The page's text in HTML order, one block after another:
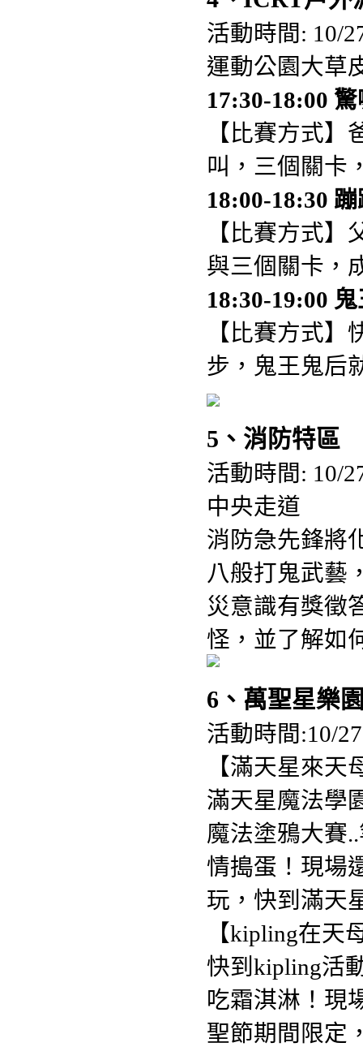
活動時間: 10/
運動公園大草
17:30-18:00
【比賽方式
叫，三個關卡
18:00-18:30
【比賽方式
與三個關卡，
18:30-19:00
【比賽方式
步，鬼王鬼后
5、消防特區
活動時間: 10/
中央走道
消防急先鋒將
八般打鬼武藝
災意識有獎徵
怪，並了解如
6、萬聖星樂
活動時間:10/
【滿天星來
滿天星魔法學
魔法塗鴉大賽
情搗蛋！現場
玩，快到滿天
【kipling在天
快到kipling活
吃霜淇淋！現
聖節期間限定